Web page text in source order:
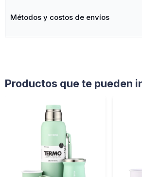
Métodos y costos de envíos
Productos que te pueden